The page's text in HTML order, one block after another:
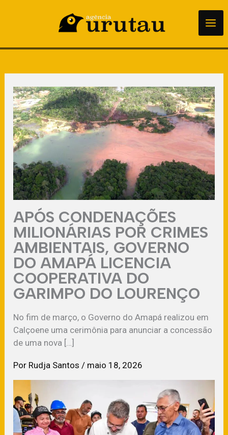
APÓS CONDENAÇÕES
MILIONÁRIAS POR CRIMES
AMBIENTAIS, GOVERNO
DO AMAPÁ LICENCIA
COOPERATIVA DO
GARIMPO DO LOURENÇO
No fim de março, o Governo do Amapá realizou em
Calçoene uma cerimônia para anunciar a concessão
de uma nova […]
Por Rudja Santos/ maio 18, 2026